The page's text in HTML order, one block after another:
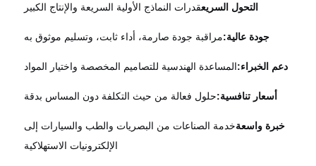
التحول السريعقدرات النماذج الأولية السريعة والإنتاج الكبير
جودة عالية:مراقبة جودة صارمة، أداء ثابت، وتسليم موثوق به
دعم الخبراء:المساعدة الهندسية للتصاميم المخصصة واختيار المواد
أسعار تنافسية:حلول فعالة من حيث التكلفة دون المساس بدقة
خبرة واسعةخدمة الصناعات من البصريات والطب والسيارات إلى
الإلكترونيات الاستهلاكية